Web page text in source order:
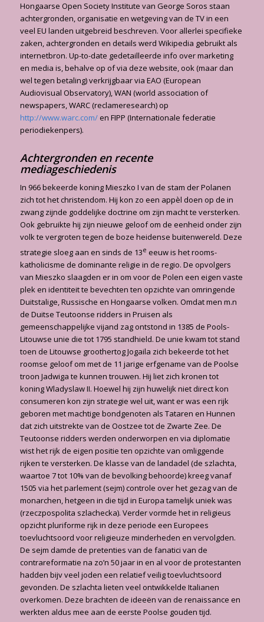
Hongaarse Open Society Institute van George Soros staan
achtergronden, organisatie en wetgeving van de TV in een
veel EU landen uitgebreid beschreven. Voor allerlei spe­cifieke
zaken, achtergronden en details werd Wikipedia gebruikt als
internetbron. Up-to-date gedetailleerde info over marke­ting
en media is, behalve op of via deze website, ook (maar dan
wel tegen betaling) ver­krijgbaar via EAO (European
Audiovisual Observatory), WAN (world association of
newspapers, WARC (reclameresearch) op
http://www.warc.com/en FIPP (Internationale federatie
periodiekenpers).
Achtergronden en recente
mediageschiedenis
In 966 bekeerde koning Mieszko I van de stam der Polanen
zich tot het christendom. Hij kon zo een appèl doen op de in
zwang zijnde goddelijke doctrine om zijn macht te versterken.
Ook gebruikte hij zijn nieuwe geloof om de eenheid onder zijn
volk te vergroten tegen de boze heidense buitenwereld. Deze
strategie sloeg aan en sinds de 13e eeuw is het rooms-
katholicisme de dominante religie in de regio. De opvolgers
van Mieszko slaagden er in om voor de Polen een eigen vaste
plek en identiteit te bevechten ten opzichte van omringende
Duitstalige, Russische en Hongaarse volken. Omdat men m.n
de Duitse Teutoonse ridders in Pruisen als
gemeenschappelijke vijand zag ontstond in 1385 de Pools-
Litouwse unie die tot 1795 standhield. De unie kwam tot stand
toen de Litouwse groothertog Jogaila zich bekeerde tot het
roomse geloof om met de 11 jarige erfgename van de Poolse
troon Jadwiga te kunnen trouwen. Hij liet zich kronen tot
koning Wladyslaw II. Hoewel hij zijn huwelijk niet direct kon
consumeren kon zijn strategie wel uit, want er was een rijk
geboren met machtige bondgenoten als Tataren en Hunnen
dat zich uitstrekte van de Oostzee tot de Zwarte Zee. De
Teutoonse ridders werden onderworpen en via diplomatie
wist het rijk de eigen positie ten opzichte van omliggende
rijken te versterken. De klasse van de landadel (de szlachta,
waartoe 7 tot 10% van de bevolking behoorde) kreeg vanaf
1505 via het parlement (sejm) controle over het gezag van de
monarchen, hetgeen in die tijd in Europa tamelijk uniek was
(rzeczpospolita szlachecka). Verder vormde het in religieus
opzicht pluriforme rijk in deze periode een Europees
toevluchtsoord voor religieuze minderheden en vervolgden.
De sejm damde de pretenties van de fanatici van de
contrareformatie na zo’n 50 jaar in en al voor de protestanten
hadden bijv veel joden een relatief veilig toevluchtsoord
gevonden. De szlachta lieten veel ontwikkelde Italianen
overkomen. Deze brachten de ideeën van de renaissance en
werkten aldus mee aan de eerste Poolse gouden tijd.